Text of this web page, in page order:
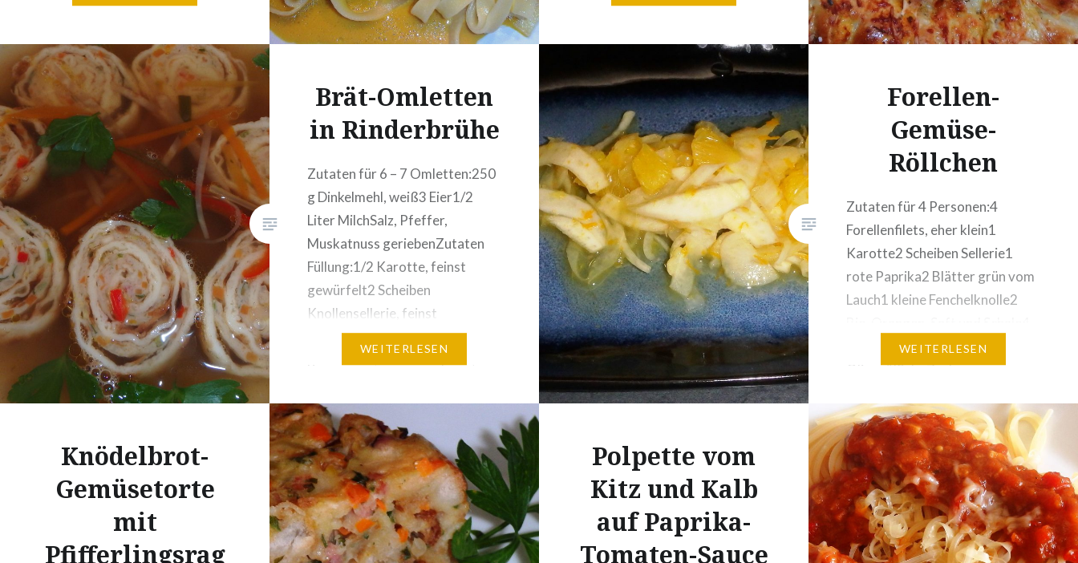
Pfefferkörner, angemörsert2
Pimentkörner, angemörsert1
TL Salz2 EL hoch erhitzbares Öl
(Erdnuss, Raps, Sonnenblumen)
Zubereitung Fond:…
Karotte, geschält und fein
geraspelt3 EL fein geriebenen
Käse2 EL Frischkäse1/3
zerklopftes Ei (den Rest zum
Einstreichen des Randes…
Brät-Omletten
in Rinderbrühe
Zutaten für 6 – 7 Omletten:250
g Dinkelmehl, weiß3 Eier1/2
Liter MilchSalz, Pfeffer,
Muskatnuss geriebenZutaten
Füllung:1/2 Karotte, feinst
gewürfelt2 Scheiben
Knollensellerie, feinst
gewürfelt1 Stück Lauch, feinst
Kalbsbrät1 Schluck Sahne (ca.
50 – 70 ml)Salz, Pfeffer,
Knoblauchgranulat
Zubereitung: Teig für die
Omletten zubereiten:– Milch
(nicht gleich alles) mit Mehl
und…
WEITERLESEN
Forellen-
Gemüse-
Röllchen
Zutaten für 4 Personen:4
Forellenfilets, eher klein1
Karotte2 Scheiben Sellerie1
rote Paprika2 Blätter grün vom
Lauch1 kleine Fenchelknolle2
EL weißen Balsamico-Essig2 EL
OlivenölSalz, Zucker
mit einer Pinzette vollständig
von den Gräten befreien und
anschließend die Haut abziehen.
Salzen und pfeffern. Die
Gemüse in feine Streifen
schneiden und im…
WEITERLESEN
Knödelbrot-
Gemüsetorte
mit
Pfifferlingsrag
Polpette vom
Kitz und Kalb
auf Paprika-
Tomaten-Sauce